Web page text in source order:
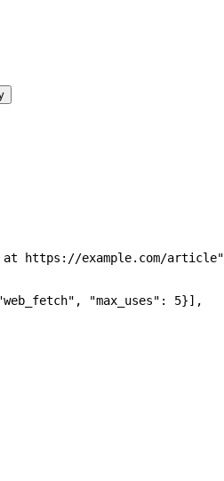
at https://example.com/article"
, "max_uses" : 5}],